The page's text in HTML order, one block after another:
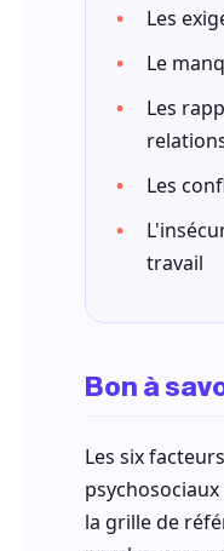
Les
Le
Les
Les
travail
Bon à
Les six
la grille de